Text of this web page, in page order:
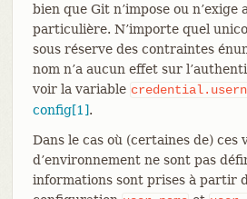
bien que Git n’impose ou n’exige
particulière. N’importe quel
sous réserve des contraintes
nom n’a aucun effet sur
voir la variable
config[1].
Dans le cas où (certaines de) ces
d’environnement ne sont pas
informations sont prises à partir